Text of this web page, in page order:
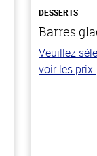
DESSERTS
Barres
Veuillez
voir les prix.